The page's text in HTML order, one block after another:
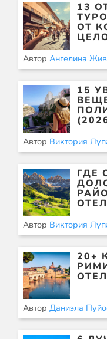
13
ОТ
Автор Ангелина
15
Автор Виктория
ГДЕ
Автор Виктория
20+
Автор Даниэла